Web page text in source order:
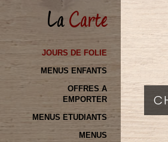
LaCarte
MENUS ENFANTS
OFFRES A
EMPORTER
MENUS ETUDIANTS
MENUS